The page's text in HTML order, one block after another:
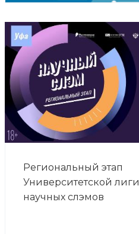
Региональный этап
Университетской лиги
научных слэмов